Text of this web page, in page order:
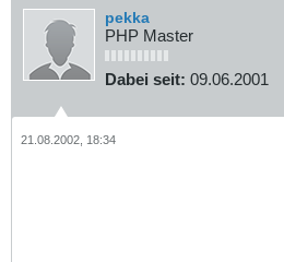
pekka
PHP Master
Dabei seit: 09.06.2001
21.08.2002, 18:34